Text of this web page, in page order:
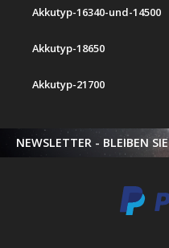
Akkutyp-16340-und-14500
Akkutyp-18650
Akkutyp-21700
NEWSLETTER - BLEIBEN